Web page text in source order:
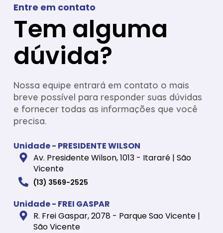
Entre em contato
Tem alguma
dúvida?
Nossa equipe entrará em contato o mais
breve possível para responder suas dúvidas
e fornecer todas as informações que você
precisa.
Unidade - PRESIDENTE WILSON
Av. Presidente Wilson, 1013 - Itararé | São
Vicente
(13) 3569-2525
Unidade - FREI GASPAR
R. Frei Gaspar, 2078 - Parque Sao Vicente |
São Vicente